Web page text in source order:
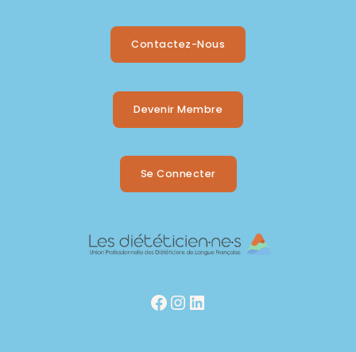
Contactez-Nous
Devenir Membre
Se Connecter